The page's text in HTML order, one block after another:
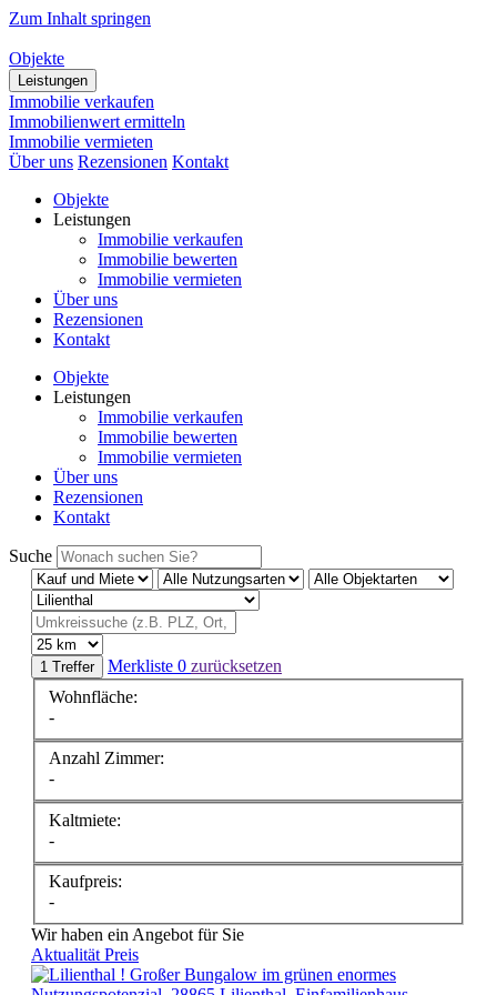
Zum Inhalt springen
Objekte
Leistungen
Immobilie verkaufen
Immobilienwert ermitteln
Immobilie vermieten
Über uns Rezensionen Kontakt
Objekte
Leistungen
Immobilie verkaufen
Immobilie bewerten
Immobilie vermieten
Über uns
Rezensionen
Kontakt
Objekte
Leistungen
Immobilie verkaufen
Immobilie bewerten
Immobilie vermieten
Über uns
Rezensionen
Kontakt
Suche
1 Treffer Merkliste 0 zurücksetzen
Wohnfläche:
-
Anzahl Zimmer:
-
Kaltmiete:
-
Kaufpreis:
-
Wir haben ein Angebot für Sie
Aktualität Preis